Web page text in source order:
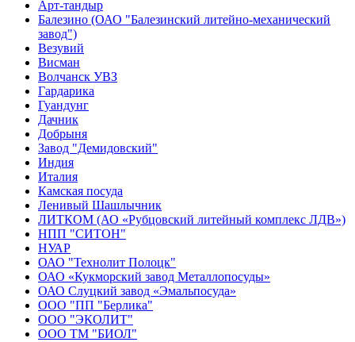
Арт-тандыр
Балезино (ОАО "Балезинский литейно-механический
завод")
Везувий
Висман
Волчанск УВЗ
Гардарика
Гуандунг
Дачник
Добрыня
Завод "Демидовский"
Индия
Италия
Камская посуда
Ленивый Шашлычник
ЛИТКОМ (АО «Рубцовский литейный комплекс ЛДВ»)
НПП "СИТОН"
НУАР
ОАО "Технолит Полоцк"
ОАО «Кукморский завод Металлопосуды»
ОАО Слуцкий завод «Эмальпосуда»
ООО "ПП "Берлика"
ООО "ЭКОЛИТ"
ООО ТМ "БИОЛ"